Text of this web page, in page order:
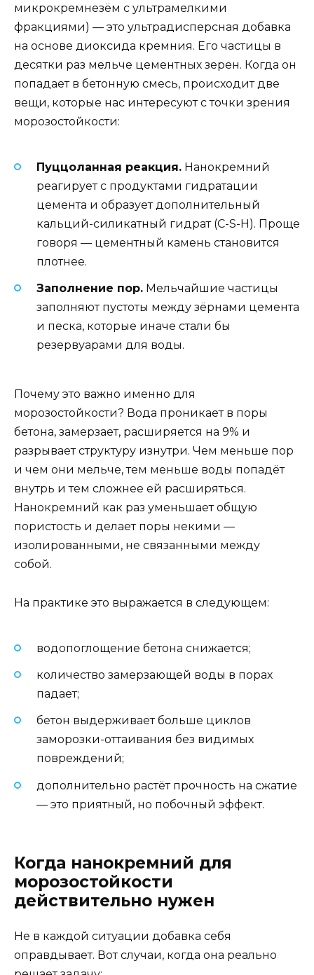
микрокремнезём с ультрамелкими
фракциями) — это ультрадисперсная добавка
на основе диоксида кремния. Его частицы в
десятки раз мельче цементных зерен. Когда он
попадает в бетонную смесь, происходит две
вещи, которые нас интересуют с точки зрения
морозостойкости:
Пуццоланная реакция. Нанокремний
реагирует с продуктами гидратации
цемента и образует дополнительный
кальций-силикатный гидрат (C-S-H). Проще
говоря — цементный камень становится
плотнее.
Заполнение пор. Мельчайшие частицы
заполняют пустоты между зёрнами цемента
и песка, которые иначе стали бы
резервуарами для воды.
Почему это важно именно для
морозостойкости? Вода проникает в поры
бетона, замерзает, расширяется на 9% и
разрывает структуру изнутри. Чем меньше пор
и чем они мельче, тем меньше воды попадёт
внутрь и тем сложнее ей расширяться.
Нанокремний как раз уменьшает общую
пористость и делает поры некими —
изолированными, не связанными между
собой.
На практике это выражается в следующем:
водопоглощение бетона снижается;
количество замерзающей воды в порах
падает;
бетон выдерживает больше циклов
заморозки-оттаивания без видимых
повреждений;
дополнительно растёт прочность на сжатие
— это приятный, но побочный эффект.
Когда нанокремний для
морозостойкости
действительно нужен
Не в каждой ситуации добавка себя
оправдывает. Вот случаи, когда она реально